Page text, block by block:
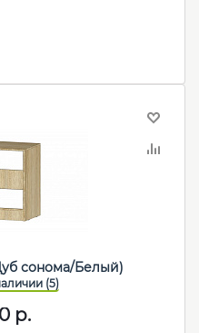
сонома/Белый)
р.